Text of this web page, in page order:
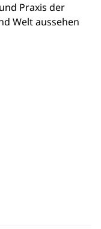
Praxis der
Welt aussehen